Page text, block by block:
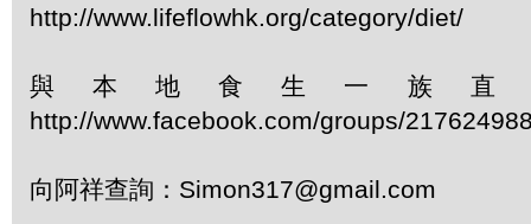
http://www.lifeflowhk.org/category/diet/
與本地食生一族直
http://www.facebook.com/groups/
向阿祥查詢：Simon317@gmail.com